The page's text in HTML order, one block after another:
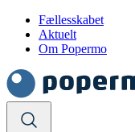
Fællesskabet
Aktuelt
Om Popermo